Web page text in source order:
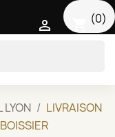
(0)

LYON
LIVRAISON